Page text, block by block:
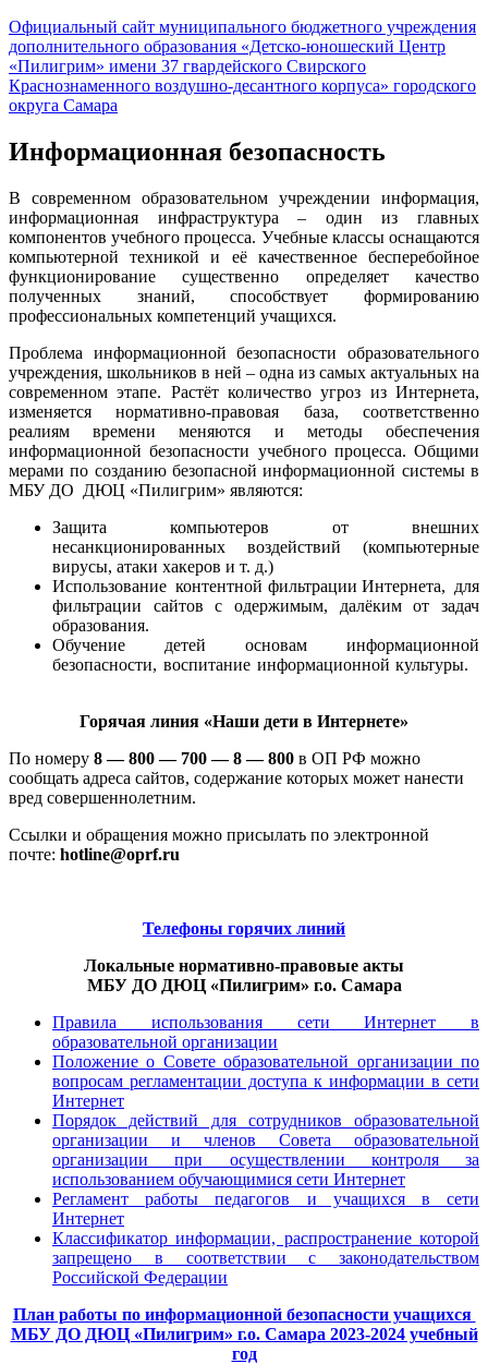
Официальный сайт муниципального бюджетного учреждения
дополнительного образования «Детско-юношеский Центр
«Пилигрим» имени 37 гвардейского Свирского
Краснознаменного воздушно-десантного корпуса» городского
округа Самара
Информационная безопасность
В современном образовательном учреждении информация,
информационная инфраструктура – один из главных
компонентов учебного процесса. Учебные классы оснащаются
компьютерной техникой и её качественное бесперебойное
функционирование существенно определяет качество
полученных знаний, способствует формированию
профессиональных компетенций учащихся.
Проблема информационной безопасности образовательного
учреждения, школьников в ней – одна из самых актуальных на
современном этапе. Растёт количество угроз из Интернета,
изменяется нормативно-правовая база, соответственно
реалиям времени меняются и методы обеспечения
информационной безопасности учебного процесса. Общими
мерами по созданию безопасной информационной системы в
МБУ ДО ДЮЦ «Пилигрим» являются:
Защита компьютеров от внешних
несанкционированных воздействий (компьютерные
вирусы, атаки хакеров и т. д.)
Использование контентной фильтрации Интернета, для
фильтрации сайтов с одержимым, далёким от задач
образования.
Обучение детей основам информационной
безопасности, воспитание информационной культуры.
Горячая линия «Наши дети в Интернете»
По номеру 8 — 800 — 700 — 8 — 800 в ОП РФ можно
сообщать адреса сайтов, содержание которых может нанести
вред совершеннолетним.
Ссылки и обращения можно присылать по электронной
почте: hotline@oprf.ru
Телефоны горячих линий
Локальные нормативно-правовые акты
МБУ ДО ДЮЦ «Пилигрим» г.о. Самара
Правила использования сети Интернет в
образовательной организации
Положение о Совете образовательной организации по
вопросам регламентации доступа к информации в сети
Интернет
Порядок действий для сотрудников образовательной
организации и членов Совета образовательной
организации при осуществлении контроля за
использованием обучающимися сети Интернет
Регламент работы педагогов и учащихся в сети
Интернет
Классификатор информации, распространение которой
запрещено в соответствии с законодательством
Российской Федерации
План работы по информационной безопасности учащихся
МБУ ДО ДЮЦ «Пилигрим» г.о. Самара 2023-2024 учебный
год